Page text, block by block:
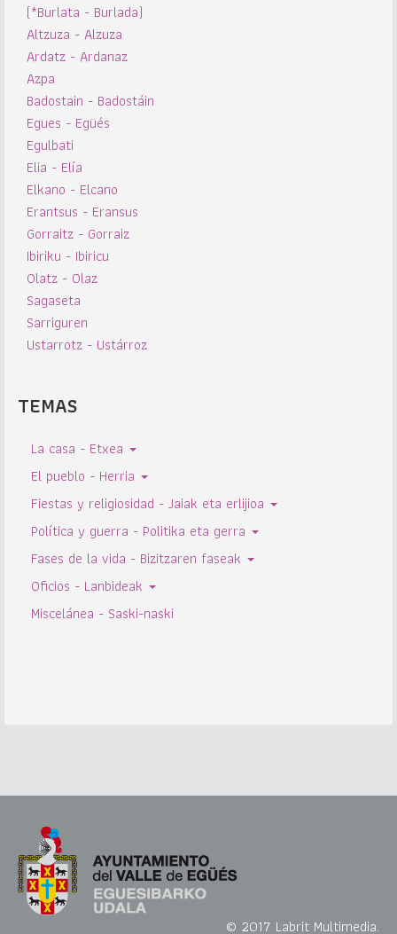
(*Burlata - Burlada)
Altzuza - Alzuza
Ardatz - Ardanaz
Azpa
Badostain - Badostáin
Egues - Egüés
Egulbati
Elia - Elía
Elkano - Elcano
Erantsus - Eransus
Gorraitz - Gorraiz
Ibiriku - Ibiricu
Olatz - Olaz
Sagaseta
Sarriguren
Ustarrotz - Ustárroz
TEMAS
La casa - Etxea
El pueblo - Herria
Fiestas y religiosidad - Jaiak eta erlijioa
Política y guerra - Politika eta gerra
Fases de la vida - Bizitzaren faseak
Oficios - Lanbideak
Miscelánea - Saski-naski
© 2017 Labrit Multimedia.